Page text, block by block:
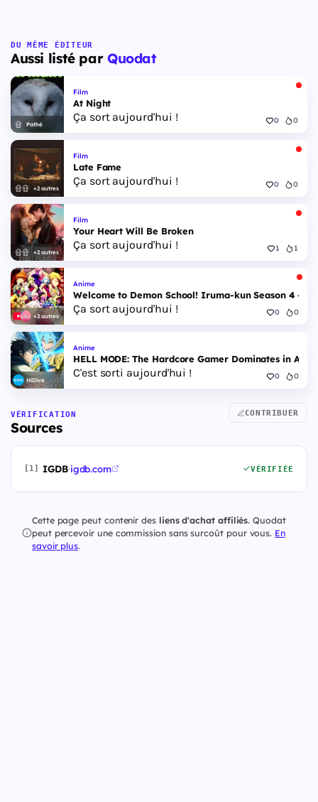
DU MÊME ÉDITEUR
Aussi listé par Quodat
Pathé
Film
At Night
Ça sort aujourd'hui ! 0 0
+2 autres
Film
Late Fame
Ça sort aujourd'hui ! 0 0
+2 autres
Film
Your Heart Will Be Broken
Ça sort aujourd'hui ! 1 1
+2 autres
Anime
Welcome to Demon School! Iruma-kun Season 4 -
Ça sort aujourd'hui ! 0 0
HiDive
Anime
HELL MODE: The Hardcore Gamer Dominates in
C'est sorti aujourd'hui ! 0 0
VÉRIFICATION
Sources
CONTRIBUER
[1] IGDB·igdb.com VÉRIFIÉE
Cette page peut contenir des liens d'achat affiliés. Quodat
peut percevoir une commission sans surcoût pour vous. En
savoir plus.